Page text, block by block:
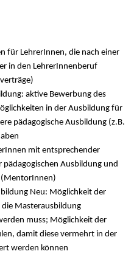
für LehrerInnen, die nach einer
in den LehrerInnenberuf
aktive Bewerbung des
in der Ausbildung für
pädagogische Ausbildung (z.B.
mit entsprechender
Ausbildung und
(MentorInnen)
Neu: Möglichkeit der
die Masterausbildung
muss; Möglichkeit der
damit diese vermehrt in der
werden können